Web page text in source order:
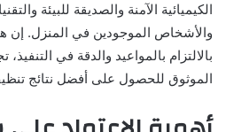
الكيميائية الآمنة والصديقة للبيئة
والأشخاص الموجودين في المنزل. إن
بالالتزام بالمواعيد والدقة في
الموثوق للحصول على أفضل نتائج